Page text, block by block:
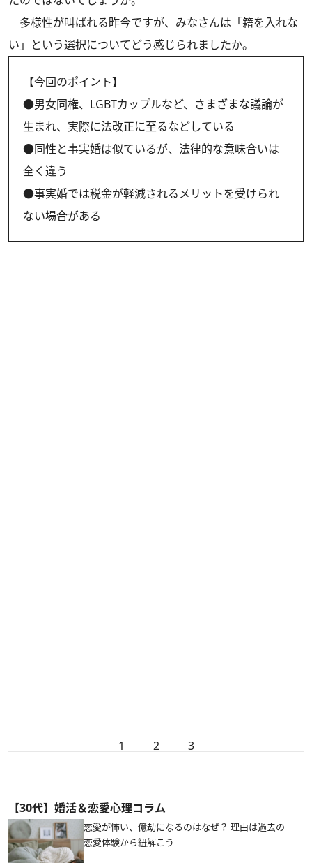
多様性が叫ばれる昨今ですが、みなさんは「籍を入れな
い」という選択についてどう感じられましたか。
【今回のポイント】
●男女同権、LGBTカップルなど、さまざまな議論が
生まれ、実際に法改正に至るなどしている
●同性と事実婚は似ているが、法律的な意味合いは
全く違う
●事実婚では税金が軽減されるメリットを受けられ
ない場合がある
1 2 3
【30代】婚活＆恋愛心理コラム
恋愛が怖い、億劫になるのはなぜ？ 理由は過去の
恋愛体験から紐解こう